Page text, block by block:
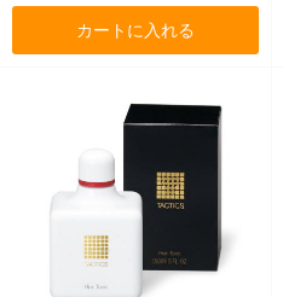
カートに入れる